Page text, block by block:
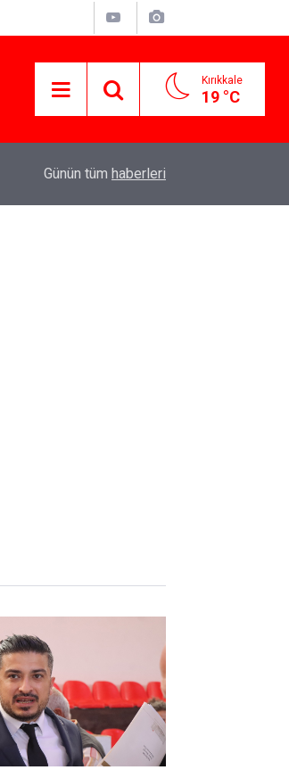
Kırıkkale
19 °C
Kırıkkale Çalılıöz Mahallesi'nde altyapı
Günün tüm haberleri